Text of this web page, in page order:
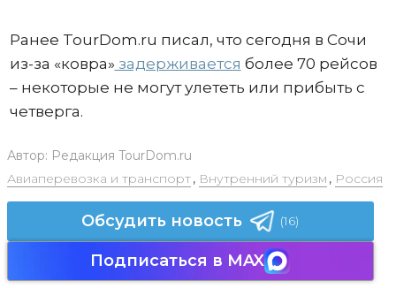
Ранее TourDom.ru писал, что сегодня в Сочи
из-за «ковра» задерживается более 70 рейсов
– некоторые не могут улететь или прибыть с
четверга.
Автор: Редакция TourDom.ru
Авиаперевозка и транспорт, Внутренний туризм , Россия
Обсудить новость (16)
Подписаться в MAX